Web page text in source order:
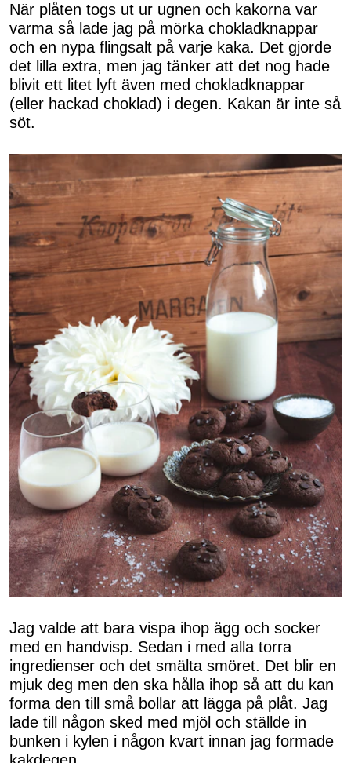
När plåten togs ut ur ugnen och kakorna var
varma så lade jag på mörka chokladknappar
och en nypa flingsalt på varje kaka. Det gjorde
det lilla extra, men jag tänker att det nog hade
blivit ett litet lyft även med chokladknappar
(eller hackad choklad) i degen. Kakan är inte så
söt.
Jag valde att bara vispa ihop ägg och socker
med en handvisp. Sedan i med alla torra
ingredienser och det smälta smöret. Det blir en
mjuk deg men den ska hålla ihop så att du kan
forma den till små bollar att lägga på plåt. Jag
lade till någon sked med mjöl och ställde in
bunken i kylen i någon kvart innan jag formade